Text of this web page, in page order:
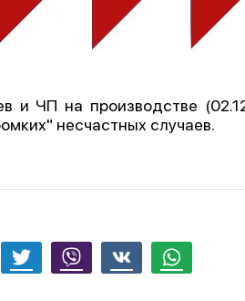
и ЧП на производстве
несчастных случаев.
Twitter Viber Whatsapp